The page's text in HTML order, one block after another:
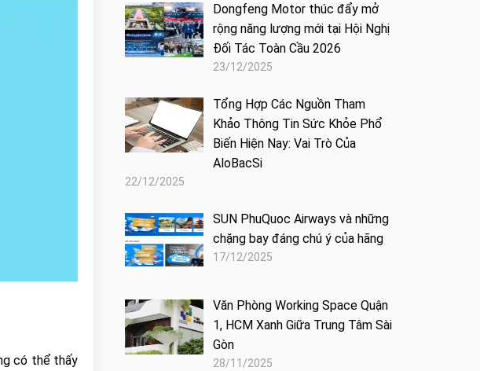
có thể thấy
Dongfeng Motor thúc đẩy mở
rộng năng lượng mới tại Hội Nghị
Đối Tác Toàn Cầu 2026
23/12/2025
Tổng Hợp Các Nguồn Tham
Khảo Thông Tin Sức Khỏe Phổ
Biến Hiện Nay: Vai Trò Của
AloBacSi
22/12/2025
SUN PhuQuoc Airways và những
chặng bay đáng chú ý của hãng
17/12/2025
Văn Phòng Working Space Quận
1, HCM Xanh Giữa Trung Tâm Sài
Gòn
28/11/2025